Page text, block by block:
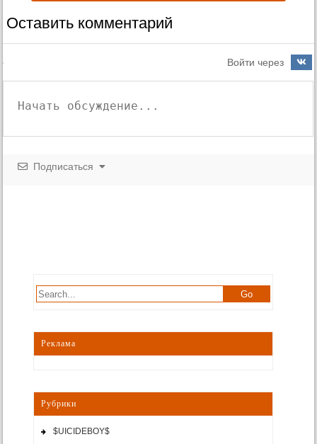
Оставить комментарий
Войти через
Подписаться
Реклама
Рубрики
$UICIDEBOY$